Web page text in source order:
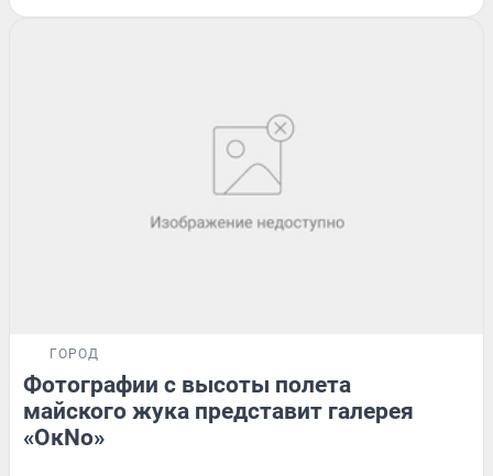
ГОРОД
Фотографии с высоты полета
майского жука представит галерея
«ОкNо»